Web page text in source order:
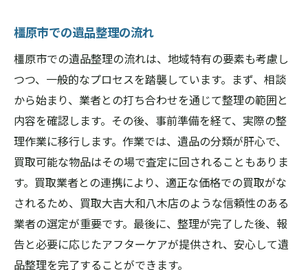
橿原市での遺品整理の流れ
橿原市での遺品整理の流れは、地域特有の要素も考慮し
つつ、一般的なプロセスを踏襲しています。まず、相談
から始まり、業者との打ち合わせを通じて整理の範囲と
内容を確認します。その後、事前準備を経て、実際の整
理作業に移行します。作業では、遺品の分類が肝心で、
買取可能な物品はその場で査定に回されることもありま
す。買取業者との連携により、適正な価格での買取がな
されるため、買取大吉大和八木店のような信頼性のある
業者の選定が重要です。最後に、整理が完了した後、報
告と必要に応じたアフターケアが提供され、安心して遺
品整理を完了することができます。